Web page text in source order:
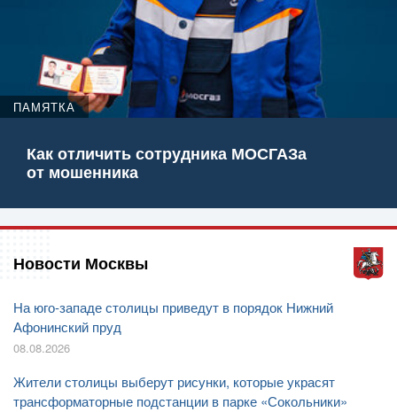
ПАМЯТКА
Как отличить сотрудника МОСГАЗа
от мошенника
Новости Москвы
На юго-западе столицы приведут в порядок Нижний
Афонинский пруд
08.08.2026
Жители столицы выберут рисунки, которые украсят
трансформаторные подстанции в парке «Сокольники»